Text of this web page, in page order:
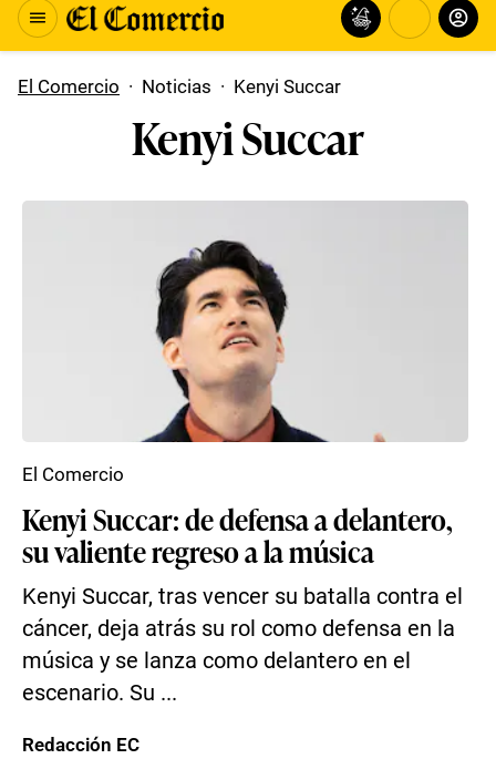
El Comercio · Noticias · Kenyi Succar
Kenyi Succar
Kenyi Succar: de defensa a delantero,
su valiente regreso a la música
Kenyi Succar, tras vencer su batalla contra el
cáncer, deja atrás su rol como defensa en la
música y se lanza como delantero en el
escenario. Su ...
El Comercio
Redacción EC